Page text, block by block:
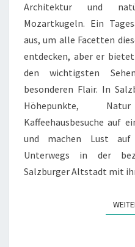
Architektur und
Mozartkugeln. Ein
aus, um alle Facetten
entdecken, aber er
den wichtigsten
besonderen Flair. In
Höhepunkte,
Kaffeehausbesuche auf
und machen Lust auf
Unterwegs in der
Salzburger Altstadt mit